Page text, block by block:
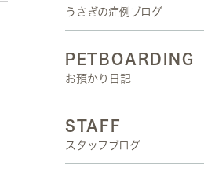
うさぎの症例ブログ
PETBOARDING
お預かり日記
STAFF
スタッフブログ